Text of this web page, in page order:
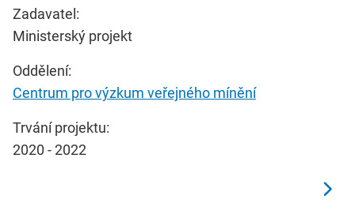
Zadavatel:
Ministerský projekt
Oddělení:
Centrum pro výzkum veřejného mínění
Trvání projektu:
2020 - 2022